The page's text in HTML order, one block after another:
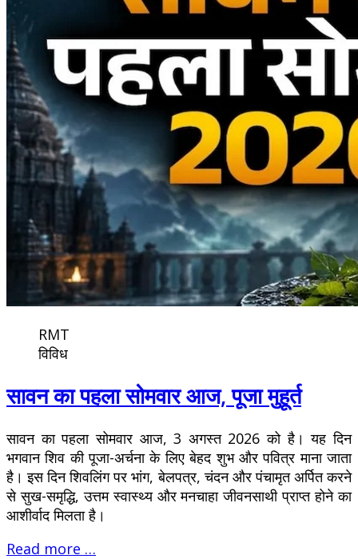
RMT
विविध
सावन का पहला सोमवार आज, पूजा मुहूर्त
सावन का पहला सोमवार आज, 3 अगस्त 2026 को है। यह दिन
भगवान शिव की पूजा-अर्चना के लिए बेहद शुभ और पवित्र माना जाता
है। इस दिन शिवलिंग पर भांग, बेलपत्र, चंदन और पंचामृत अर्पित करने
से सुख-समृद्धि, उत्तम स्वास्थ्य और मनचाहा जीवनसाथी प्राप्त होने का
आशीर्वाद मिलता है।
Read more …